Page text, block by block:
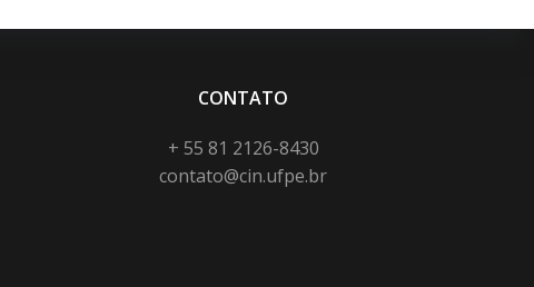
CONTATO
+ 55 81 2126-8430
contato@cin.ufpe.br